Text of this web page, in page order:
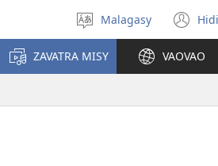
Hifidy
fiteny
Malagasy
ZAVATRA MISY VAOVAO